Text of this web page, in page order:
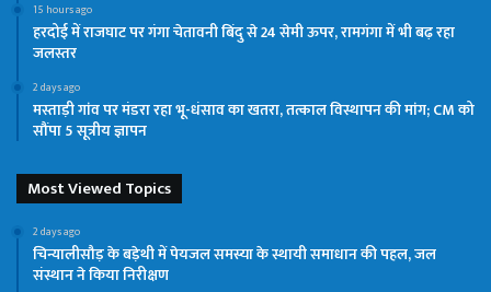
15 hours ago
हरदोई में राजघाट पर गंगा चेतावनी बिंदु से 24 सेमी ऊपर, रामगंगा में भी बढ़ रहा
जलस्तर
2 days ago
मस्ताड़ी गांव पर मंडरा रहा भू-धंसाव का खतरा, तत्काल विस्थापन की मांग; CM को
सौंपा 5 सूत्रीय ज्ञापन
Most Viewed Topics
2 days ago
चिन्यालीसौड़ के बड़ेथी में पेयजल समस्या के स्थायी समाधान की पहल, जल
संस्थान ने किया निरीक्षण